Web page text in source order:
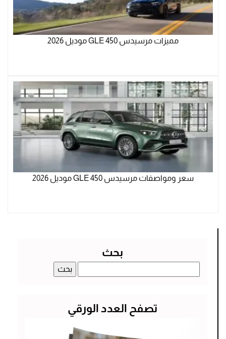
مميزات مرسيدس GLE 450 موديل 2026
سعر ومواصفات مرسيدس GLE 450 موديل 2026
بحث
عن:
تصفح العدد الورقي